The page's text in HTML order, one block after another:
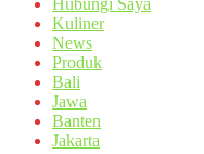
Hubungi Saya
Kuliner
News
Produk
Bali
Jawa
Banten
Jakarta